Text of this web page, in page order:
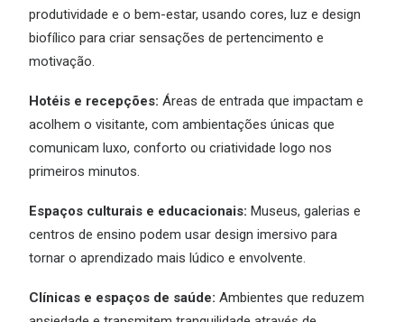
produtividade e o bem-estar, usando cores, luz e design
biofílico para criar sensações de pertencimento e
motivação.
Hotéis e recepções: Áreas de entrada que impactam e
acolhem o visitante, com ambientações únicas que
comunicam luxo, conforto ou criatividade logo nos
primeiros minutos.
Espaços culturais e educacionais: Museus, galerias e
centros de ensino podem usar design imersivo para
tornar o aprendizado mais lúdico e envolvente.
Clínicas e espaços de saúde: Ambientes que reduzem